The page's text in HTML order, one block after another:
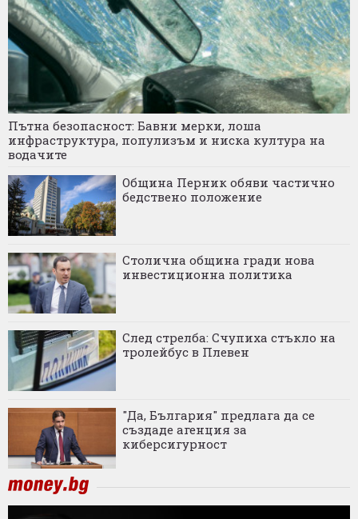
Пътна безопасност: Бавни мерки, лоша
инфраструктура, популизъм и ниска култура на
водачите
Община Перник обяви частично
бедствено положение
Столична община гради нова
инвестиционна политика
След стрелба: Счупиха стъкло на
тролейбус в Плевен
"Да, България" предлага да се
създаде агенция за
киберсигурност